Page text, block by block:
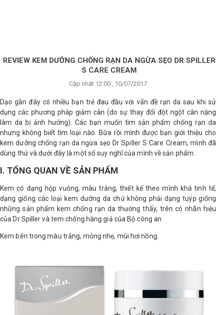
REVIEW KEM DƯỠNG CHỐNG RẠN DA NGỪA SẸO DR SPILLER
S CARE CREAM
Cập nhật 12:00 , 10/07/2017
Dạo gần đây có nhiều bạn trẻ đau đầu với vấn đề rạn da sau khi sử
dụng các phương pháp giảm cân (do sự thay đổi đột ngột cân nặng
làm da bị ảnh hưởng). Các bạn muốn tìm sản phẩm chống rạn da
nhưng không biết tìm loại nào. Bữa rồi mình được bạn giới thiệu cho
kem dưỡng chống rạn da ngừa sẹo Dr Spiller S Care Cream, mình đã
dùng thử và dưới đây là một số suy nghĩ của mình về sản phẩm .
I. TỔNG QUAN VỀ SẢN PHẨM
Kem có dạng hộp vuông, màu trắng, thiết kế theo mình khá tinh tế,
dạng giống các loại kem dưỡng da chứ không phải dạng tuýp giống
những sản phẩm kem chống rạn da thường thấy, trên có nhãn hiệu
của Dr Spiller và tem chống hàng giả của Bộ công an
Kem bên trong màu trắng, mỏng nhẹ, mùi hơi nồng.